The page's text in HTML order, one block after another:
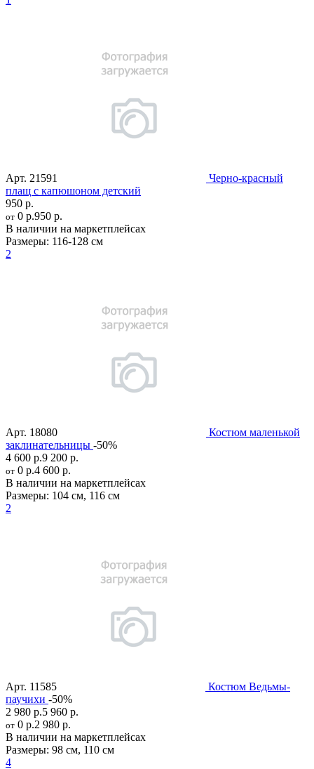
Арт. 21591
Черно-красный
плащ с капюшоном детский
950 р.
от 0 р.950 р.
В наличии на маркетплейсах
Размеры: 116-128 см
2
Арт. 18080
Костюм маленькой
заклинательницы -50%
4 600 р.9 200 р.
от 0 р.4 600 р.
В наличии на маркетплейсах
Размеры: 104 см, 116 см
2
Арт. 11585
Костюм Ведьмы-
паучихи -50%
2 980 р.5 960 р.
от 0 р.2 980 р.
В наличии на маркетплейсах
Размеры: 98 см, 110 см
4